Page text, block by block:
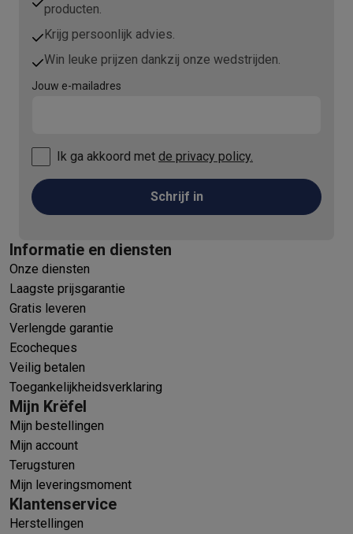
producten.
Krijg persoonlijk advies.
Win leuke prijzen dankzij onze wedstrijden.
Jouw e-mailadres
Ik ga akkoord met de privacy policy.
Schrijf in
Informatie en diensten
Onze diensten
Laagste prijsgarantie
Gratis leveren
Verlengde garantie
Ecocheques
Veilig betalen
Toegankelijkheidsverklaring
Mijn Krëfel
Mijn bestellingen
Mijn account
Terugsturen
Mijn leveringsmoment
Klantenservice
Herstellingen